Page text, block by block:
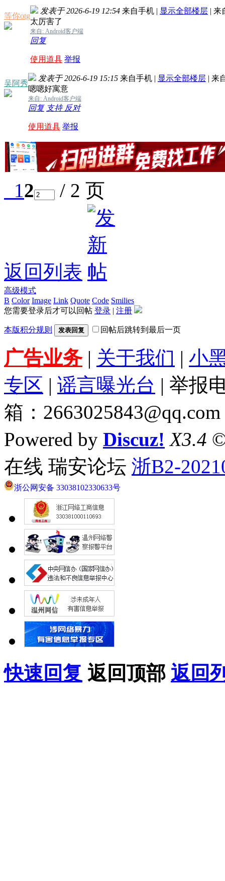
等你otg
发表于 2026-6-19 12:54 来自手机 | 显示全部楼层 | 来
太厉害了
来自: Android客户端
回复
使用道具 举报
吴阿秀
发表于 2026-6-19 15:15 来自手机 | 显示全部楼层 | 来
嗯嗯好寓意
来自: Android客户端
回复 支持 反对
使用道具 举报
12 / 2 页
返回列表
高级模式
B Color Image Link Quote Code Smilies
您需要登录后才可以回帖 登录 | 注册
本版积分规则 发表回复 回帖后跳转到最后一页
广告业务| 关于我们 | 小
专区 | 谣言曝光台 | 举报
箱：2663025843@qq.com
Powered by Discuz! X3.4
在线 瑞安论坛 浙B2-
浙公网安备 33038102330633号
快速回复 返回顶部 返回